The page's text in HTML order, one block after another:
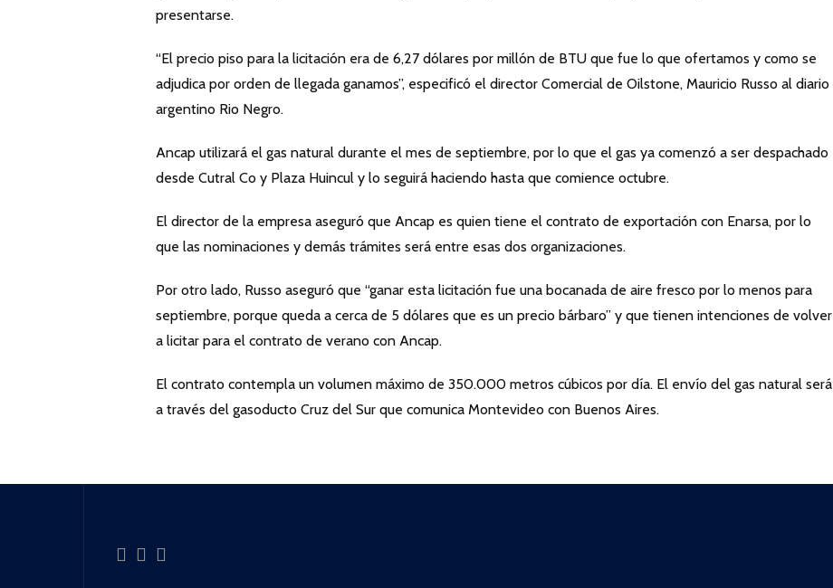
presentarse.
“El precio piso para la licitación era de 6,27 dólares por millón de BTU que fue lo que ofertamos y como se
adjudica por orden de llegada ganamos”, especificó el director Comercial de Oilstone, Mauricio Russo al diario
argentino Rio Negro.
Ancap utilizará el gas natural durante el mes de septiembre, por lo que el gas ya comenzó a ser despachado
desde Cutral Co y Plaza Huincul y lo seguirá haciendo hasta que comience octubre.
El director de la empresa aseguró que Ancap es quien tiene el contrato de exportación con Enarsa, por lo
que las nominaciones y demás trámites será entre esas dos organizaciones.
Por otro lado, Russo aseguró que “ganar esta licitación fue una bocanada de aire fresco por lo menos para
septiembre, porque queda a cerca de 5 dólares que es un precio bárbaro” y que tienen intenciones de volver
a licitar para el contrato de verano con Ancap.
El contrato contempla un volumen máximo de 350.000 metros cúbicos por día. El envío del gas natural será
a través del gasoducto Cruz del Sur que comunica Montevideo con Buenos Aires.